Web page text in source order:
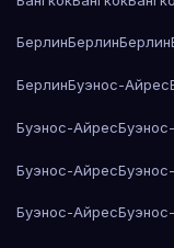
БерлинБерлинБерлин
БерлинБуэнос-Айрес
Буэнос-Айрес
Буэнос-Айрес
Буэнос-Айрес